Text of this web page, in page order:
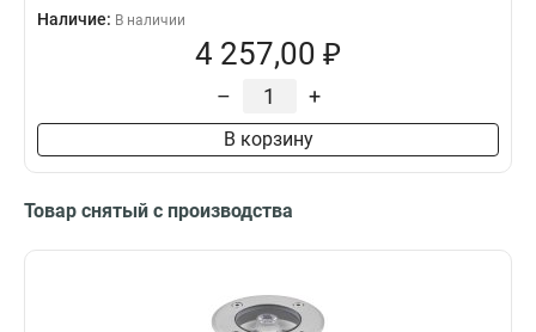
Наличие: В наличии
4 257,00 ₽
– +
В корзину
Товар снятый с производства